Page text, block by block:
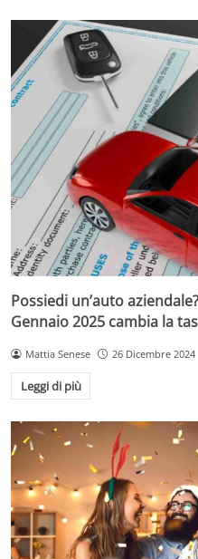
Possiedi un’auto
Gennaio 2025 cambia la
Mattia Senese 26 Dicembre 2024
Leggi di più